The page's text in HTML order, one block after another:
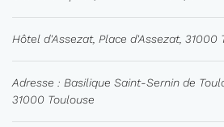
Hôtel d'Assezat, Place d'Assezat, 31000
Adresse : Basilique Saint-Sernin de
31000 Toulouse